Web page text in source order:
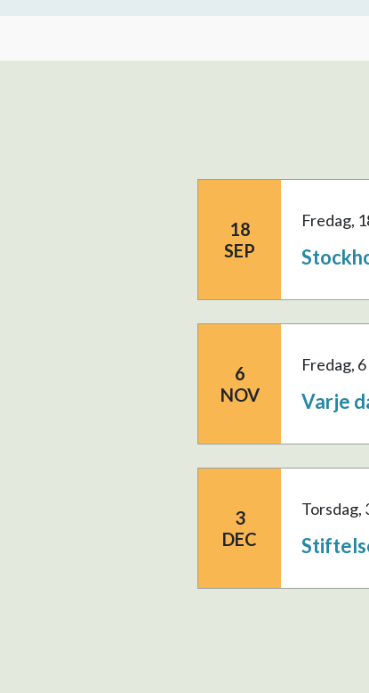
18
SEP
fredag,
6
NOV
fredag,
Varje
3
DEC
torsdag,